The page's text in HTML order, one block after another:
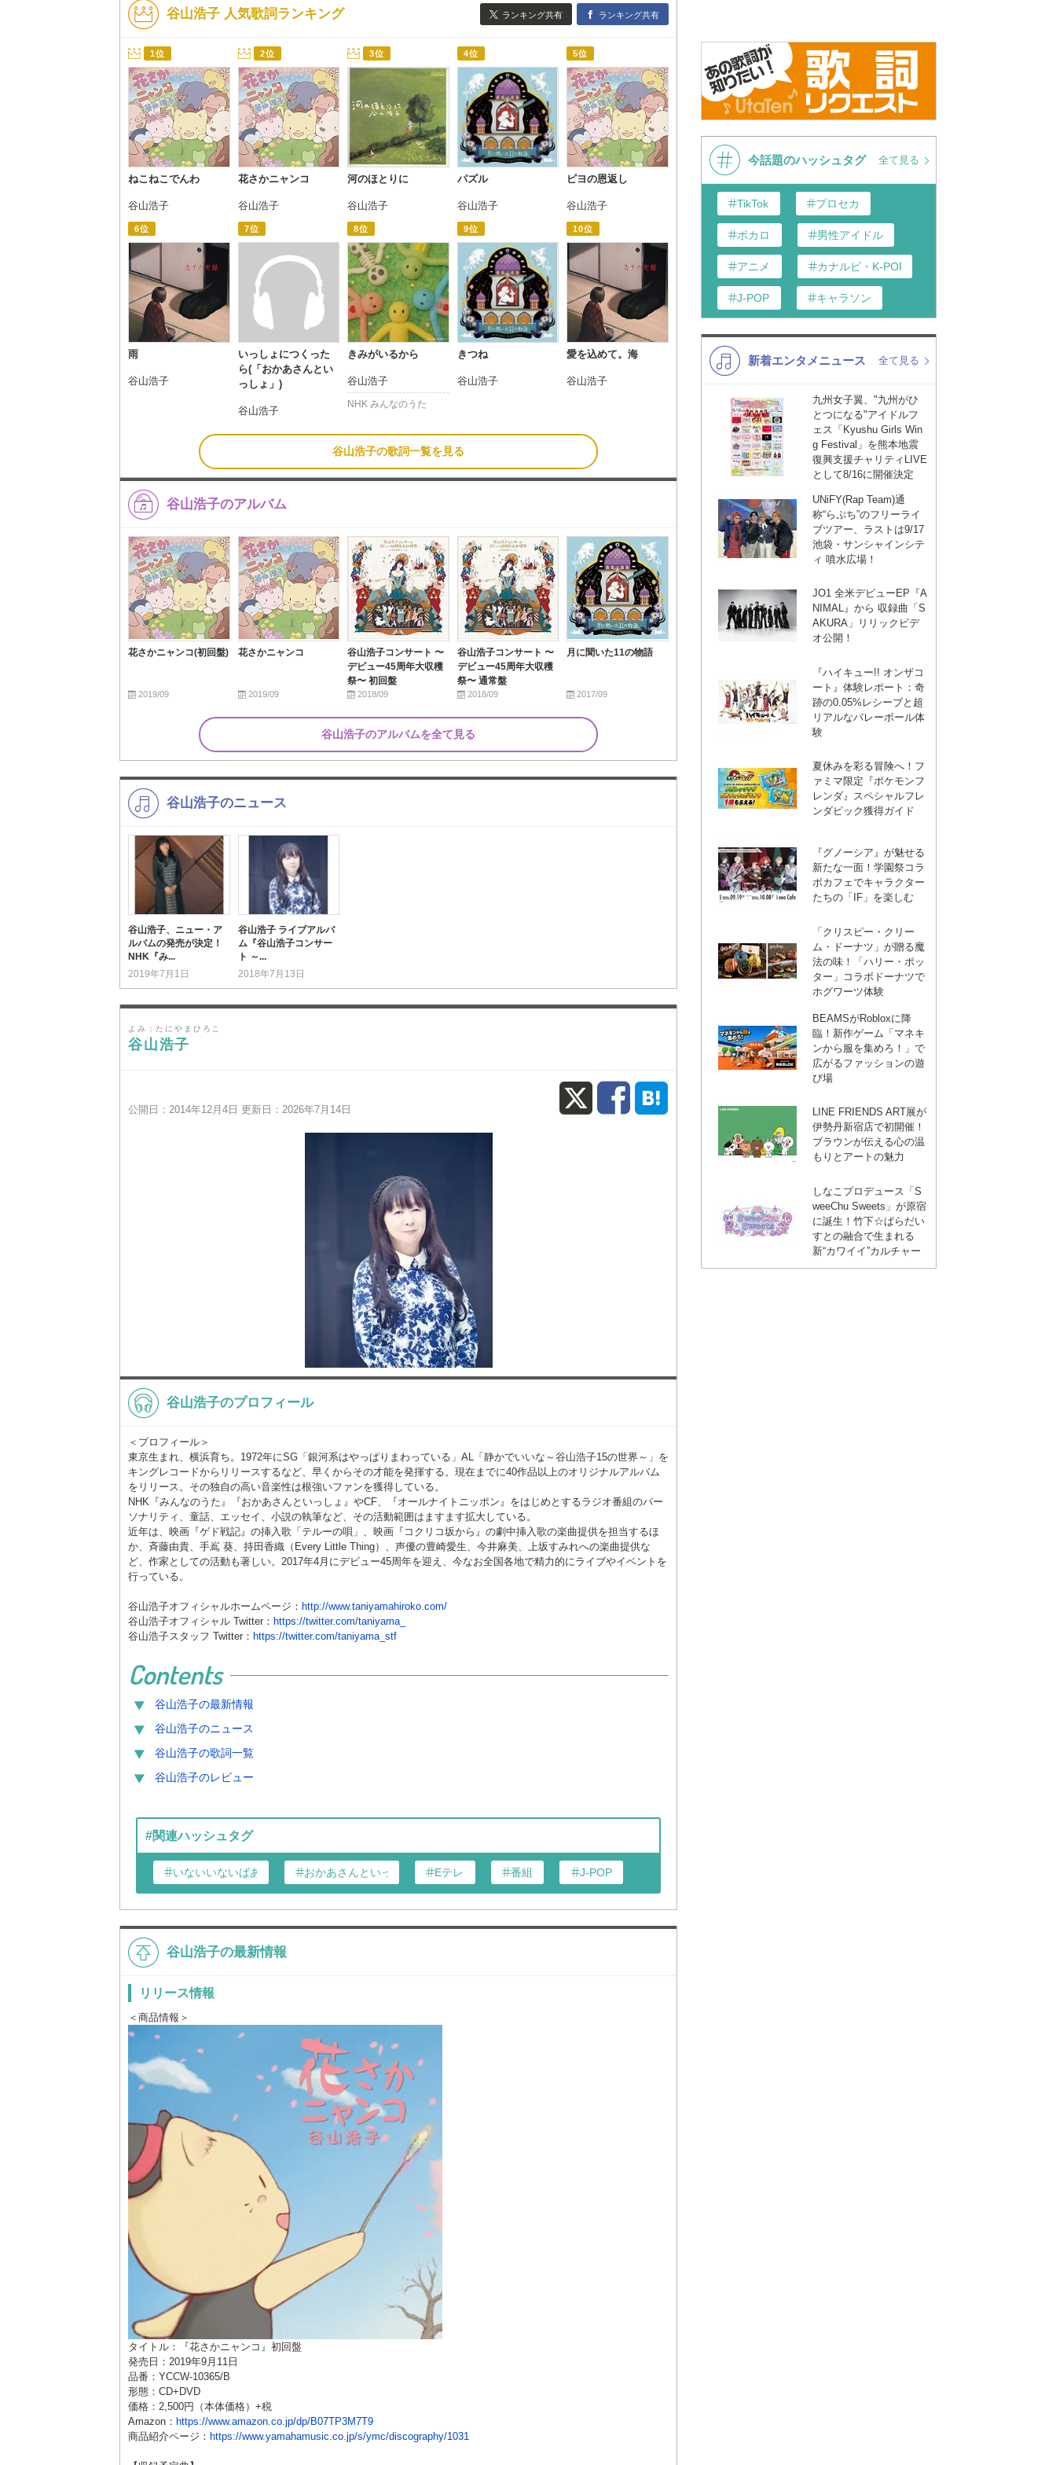
谷山浩子 人気歌詞ランキング ランキング共有 ランキング共有
1位
ねこねこでんわ
谷山浩子
2位
花さかニャンコ
谷山浩子
3位
河のほとりに
谷山浩子
4位
パズル
谷山浩子
5位
ピヨの恩返し
谷山浩子
6位
雨
谷山浩子
7位
いっしょにつくった
ら(「おかあさんとい
っしょ」)
谷山浩子
8位
きみがいるから
谷山浩子
NHK みんなのうた
9位
きつね
谷山浩子
10位
愛を込めて。海
谷山浩子
谷山浩子の歌詞一覧を見る
谷山浩子のアルバム
花さかニャンコ(初回盤)
2019/09
花さかニャンコ
2019/09
谷山浩子コンサート 〜
デビュー45周年大収穫
祭〜 初回盤
2018/09
谷山浩子コンサート 〜
デビュー45周年大収穫
祭〜 通常盤
2018/09
月に聞いた11の物語
2017/09
谷山浩子のアルバムを全て見る
谷山浩子のニュース
谷山浩子、ニュー・ア
ルバムの発売が決定！
NHK『み...
2019年7月1日
谷山浩子 ライブアルバ
ム『谷山浩子コンサー
ト ～...
2018年7月13日
よみ：たにやまひろこ
谷山浩子
公開日：2014年12月4日 更新日：2026年7月14日 X Facebook
谷山浩子のプロフィール
＜プロフィール＞
東京生まれ、横浜育ち。1972年にSG「銀河系はやっぱりまわっている」AL「静かでいいな～谷山浩子15の世界～」を
キングレコードからリリースするなど、早くからその才能を発揮する。現在までに40作品以上のオリジナルアルバム
をリリース。その独自の高い音楽性は根強いファンを獲得している。
NHK『みんなのうた』『おかあさんといっしょ』やCF、『オールナイトニッポン』をはじめとするラジオ番組のパー
ソナリティ、童話、エッセイ、小説の執筆など、その活動範囲はますます拡大している。
近年は、映画『ゲド戦記』の挿入歌「テルーの唄」、映画『コクリコ坂から』の劇中挿入歌の楽曲提供を担当するほ
か、斉藤由貴、手嶌 葵、持田香織（Every Little Thing）、声優の豊崎愛生、今井麻美、上坂すみれへの楽曲提供な
ど、作家としての活動も著しい。2017年4月にデビュー45周年を迎え、今なお全国各地で精力的にライブやイベントを
行っている。
谷山浩子オフィシャルホームページ： http://www.taniyamahiroko.com/
谷山浩子オフィシャル Twitter： https://twitter.com/taniyama_
谷山浩子スタッフ Twitter： https://twitter.com/taniyama_stf
Contents
谷山浩子の最新情報
谷山浩子のニュース
谷山浩子の歌詞一覧
谷山浩子のレビュー
#関連ハッシュタグ
いないいないばあっ! おかあさんといっしょ Eテレ 番組 J-POP
谷山浩子の最新情報
リリース情報
＜商品情報＞
タイトル：『花さかニャンコ』初回盤
発売日：2019年9月11日
品番：YCCW-10365/B
形態：CD+DVD
価格：2,500円（本体価格）+税
Amazon： https://www.amazon.co.jp/dp/B07TP3M7T9
商品紹介ページ： https://www.yamahamusic.co.jp/s/ymc/discography/1031
今話題のハッシュタグ 全て見る
TikTok プロセカ
ボカロ 男性アイドル
アニメ カナルビ・K-POP和訳
J-POP キャラソン
K-POP 演歌・歌謡
洋楽
VTuber ディズニー
新着エンタメニュース 全て見る
九州女子翼、"九州がひ
とつになる"アイドルフ
ェス「Kyushu Girls Win
g Festival」を熊本地震
復興支援チャリティLIVE
として8/16に開催決定
UNiFY(Rap Team)通
称“らぷち”のフリーライ
ブツアー、ラストは9/17
池袋・サンシャインシテ
ィ 噴水広場！
JO1 全米デビューEP『A
NIMAL』から 収録曲「S
AKURA」リリックビデ
オ公開！
『ハイキュー!! オンザコ
ート』体験レポート：奇
跡の0.05%レシーブと超
リアルなバレーボール体
験
夏休みを彩る冒険へ！フ
ァミマ限定『ポケモンフ
レンダ』スペシャルフレ
ンダピック獲得ガイド
『グノーシア』が魅せる
新たな一面！学園祭コラ
ボカフェでキャラクター
たちの「IF」を楽しむ
「クリスピー・クリー
ム・ドーナツ」が贈る魔
法の味！「ハリー・ポッ
ター」コラボドーナツで
ホグワーツ体験
BEAMSがRobloxに降
臨！新作ゲーム「マネキ
ンから服を集めろ！」で
広がるファッションの遊
び場
LINE FRIENDS ART展が
伊勢丹新宿店で初開催！
ブラウンが伝える心の温
もりとアートの魅力
しなこプロデュース「S
weeChu Sweets」が原宿
に誕生！竹下☆ぱらだい
すとの融合で生まれる
新“カワイイ”カルチャー